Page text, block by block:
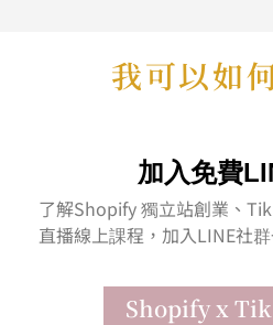
我可以如
加入免費
了解Shopify 獨立站創業、
直播線上課程，加入LINE社
Shopify x